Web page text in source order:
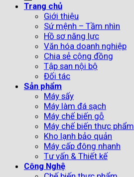
Trang chủ
Giới thiệu
Sứ mệnh – Tầm nhìn
Hồ sơ năng lực
Văn hóa doanh nghiệp
Chia sẻ cộng đồng
Tập san nội bộ
Đối tác
Sản phẩm
Máy sấy
Máy làm đá sạch
Máy chế biến gỗ
Máy chế biến thực phẩm
Kho lạnh bảo quản
Máy cấp đông nhanh
Tư vấn & Thiết kế
Công Nghệ